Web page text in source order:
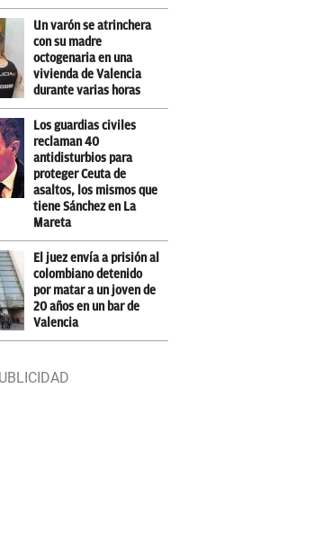
Un varón se atrinchera
con su madre
octogenaria en una
vivienda de Valencia
durante varias horas
Los guardias civiles
reclaman 40
antidisturbios para
proteger Ceuta de
asaltos, los mismos que
tiene Sánchez en La
Mareta
El juez envía a prisión al
colombiano detenido
por matar a un joven de
20 años en un bar de
Valencia